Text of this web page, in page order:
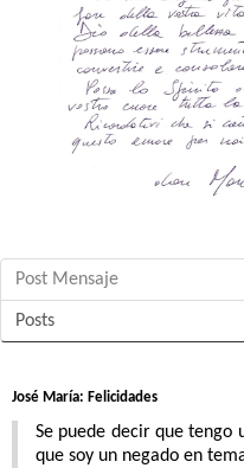
Post Mensaje
Posts
José María: Felicidades
Se puede decir que tengo
que soy un negado en